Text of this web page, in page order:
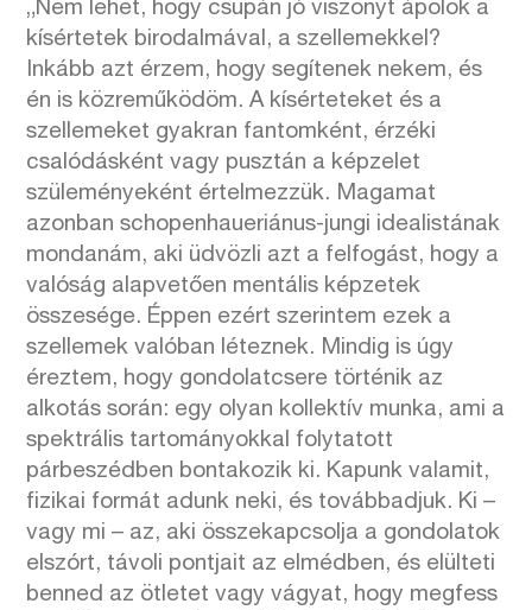
„Nem lehet, hogy csupán jó viszonyt ápolok a
kísértetek birodalmával, a szellemekkel?
Inkább azt érzem, hogy segítenek nekem, és
én is közreműködöm. A kísérteteket és a
szellemeket gyakran fantomként, érzéki
csalódásként vagy pusztán a képzelet
szüleményeként értelmezzük. Magamat
azonban schopenhaueriánus-jungi idealistának
mondanám, aki üdvözli azt a felfogást, hogy a
valóság alapvetően mentális képzetek
összesége. Éppen ezért szerintem ezek a
szellemek valóban léteznek. Mindig is úgy
éreztem, hogy gondolatcsere történik az
alkotás során: egy olyan kollektív munka, ami a
spektrális tartományokkal folytatott
párbeszédben bontakozik ki. Kapunk valamit,
fizikai formát adunk neki, és továbbadjuk. Ki –
vagy mi – az, aki összekapcsolja a gondolatok
elszórt, távoli pontjait az elmédben, és elülteti
benned az ötletet vagy vágyat, hogy megfess